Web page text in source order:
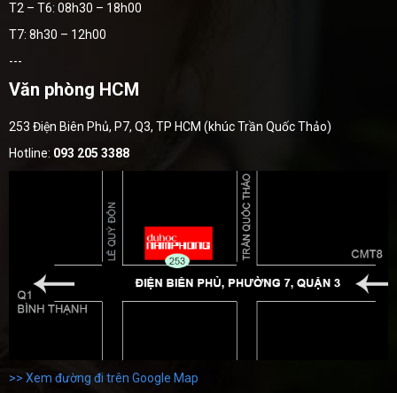
T2 – T6: 08h30 – 18h00
T7: 8h30 – 12h00
---
Văn phòng HCM
253 Điện Biên Phủ, P7, Q3, TP HCM (khúc Trần Quốc Thảo)
Hotline: 093 205 3388
>> Xem đường đi trên Google Map